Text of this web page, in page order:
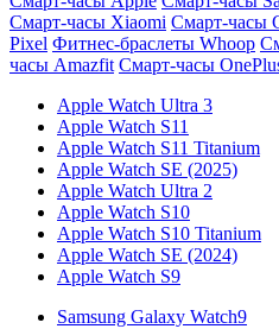
Смарт-часы Xiaomi Смарт-часы
Pixel Фитнес-браслеты Whoop
часы Amazfit Смарт-часы
Apple Watch Ultra 3
Apple Watch S11
Apple Watch S11 Titanium
Apple Watch SE (2025)
Apple Watch Ultra 2
Apple Watch S10
Apple Watch S10 Titanium
Apple Watch SE (2024)
Apple Watch S9
Samsung Galaxy Watch9